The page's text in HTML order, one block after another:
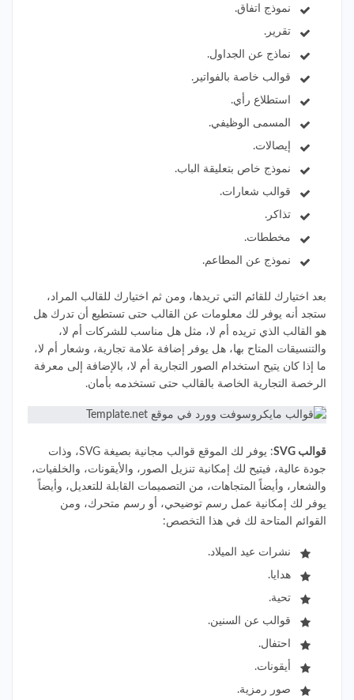
نموذج اتفاق.
تقرير.
نماذج عن الجداول.
قوالب خاصة بالفواتير.
استطلاع رأي.
المسمى الوظيفي.
إيصالات.
نموذج خاص بتعليقة الباب.
قوالب شعارات.
تذاكر.
مخططات.
نموذج عن المطاعم.
بعد اختيارك للقائم التي تريدها، ومن ثم اختيارك للقالب المراد،
ستجد أنه يوفر لك معلومات عن القالب حتى تستطيع أن تدرك هل
هو القالب الذي تريده أم لا، مثل هل مناسب للشركات أم لا،
والتنسيقات المتاح بها، هل يوفر إضافة علامة تجارية، وشعار أم لا،
ما إذا كان يتيح استخدام الصور التجارية أم لا، بالإضافة إلى معرفة
الرخصة التجارية الخاصة بالقالب حتى تستخدمه بأمان.
قوالب SVG
: يوفر لك الموقع قوالب مجانية بصيغة SVG، وذات
جودة عالية، فيتيح لك إمكانية تنزيل الصور، والأيقونات، والخلفيات،
والشعار، وأيضاً المتجاهات، من التصميمات القابلة للتعديل، وأيضاً
يوفر لك إمكانية عمل رسم توضيحي، أو رسم متحرك، ومن
القوائم المتاحة لك في هذا التخصص:
نشرات عيد الميلاد.
هدايا.
تحية.
قوالب عن السنين.
احتفال.
أيقونات.
صور رمزية.